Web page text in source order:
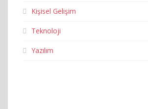
Kişisel Gelişim
Teknoloji
Yazılım